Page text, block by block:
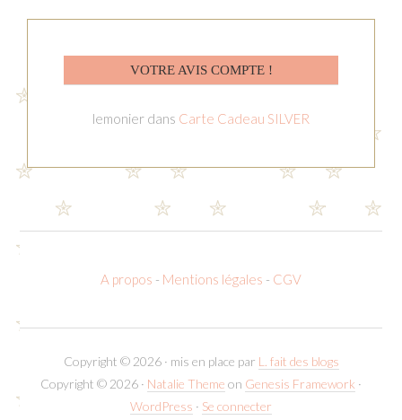
VOTRE AVIS COMPTE !
lemonier dans Carte Cadeau SILVER
A propos - Mentions légales - CGV
Copyright © 2026 · mis en place par L. fait des blogs
Copyright © 2026 · Natalie Theme on Genesis Framework ·
WordPress · Se connecter